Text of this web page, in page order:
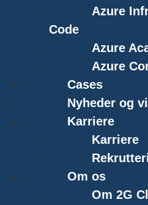
Azure
Code
Azure
Azure
Cases
Nyheder og
Karriere
Karriere
Om os
Om 2G